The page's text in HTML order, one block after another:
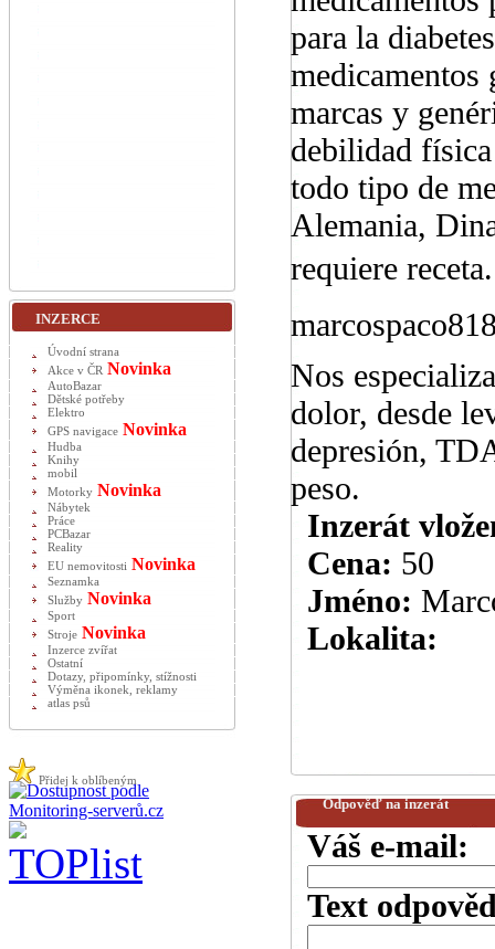
para la
medicamentos
marcas y
debilidad
todo tipo de
Alemania,
requiere
Nos
dolor, desde
depresión,
peso.
Inzerát
Cena: 50
Jméno:
Lokalita:
Odpověď na inzerát
Váš e-mail:
Text
INZERCE
Úvodní strana
Akce v ČR Novinka
AutoBazar
Dětské potřeby
Elektro
GPS navigace Novinka
Hudba
Knihy
mobil
Motorky Novinka
Nábytek
Práce
PCBazar
Reality
EU nemovitosti Novinka
Seznamka
Služby Novinka
Sport
Stroje Novinka
Inzerce zvířat
Ostatní
Dotazy, připomínky, stížnosti
Výměna ikonek, reklamy
atlas psů
Přidej k oblíbeným